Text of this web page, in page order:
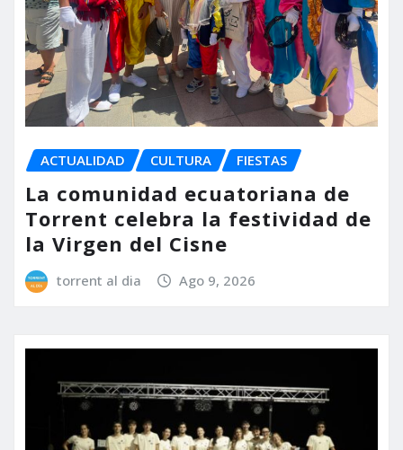
ACTUALIDAD CULTURA FIESTAS
La comunidad ecuatoriana de
Torrent celebra la festividad de
la Virgen del Cisne
torrent al dia Ago 9, 2026